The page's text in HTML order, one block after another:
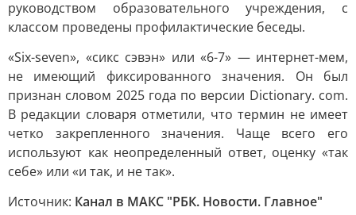
руководством образовательного учреждения, с
классом проведены профилактические беседы.
«Six-seven», «сикс сэвэн» или «6-7» — интернет-мем,
не имеющий фиксированного значения. Он был
признан словом 2025 года по версии Dictionary. com.
В редакции словаря отметили, что термин не имеет
четко закрепленного значения. Чаще всего его
используют как неопределенный ответ, оценку «так
себе» или «и так, и не так».
Источник: Канал в МАКС "РБК. Новости. Главное"